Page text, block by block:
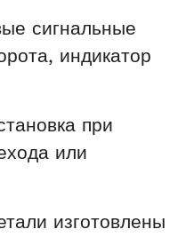
сигнальные
индикатор
при
или
изготовлены